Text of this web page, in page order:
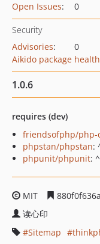
Open Issues: 0
Security
Advisories:
0
Aikido package
1.0.6
requires (dev)
friendsofphp/php-
phpstan/phpstan:
phpunit/phpunit:
MIT
读心印
Sitemap